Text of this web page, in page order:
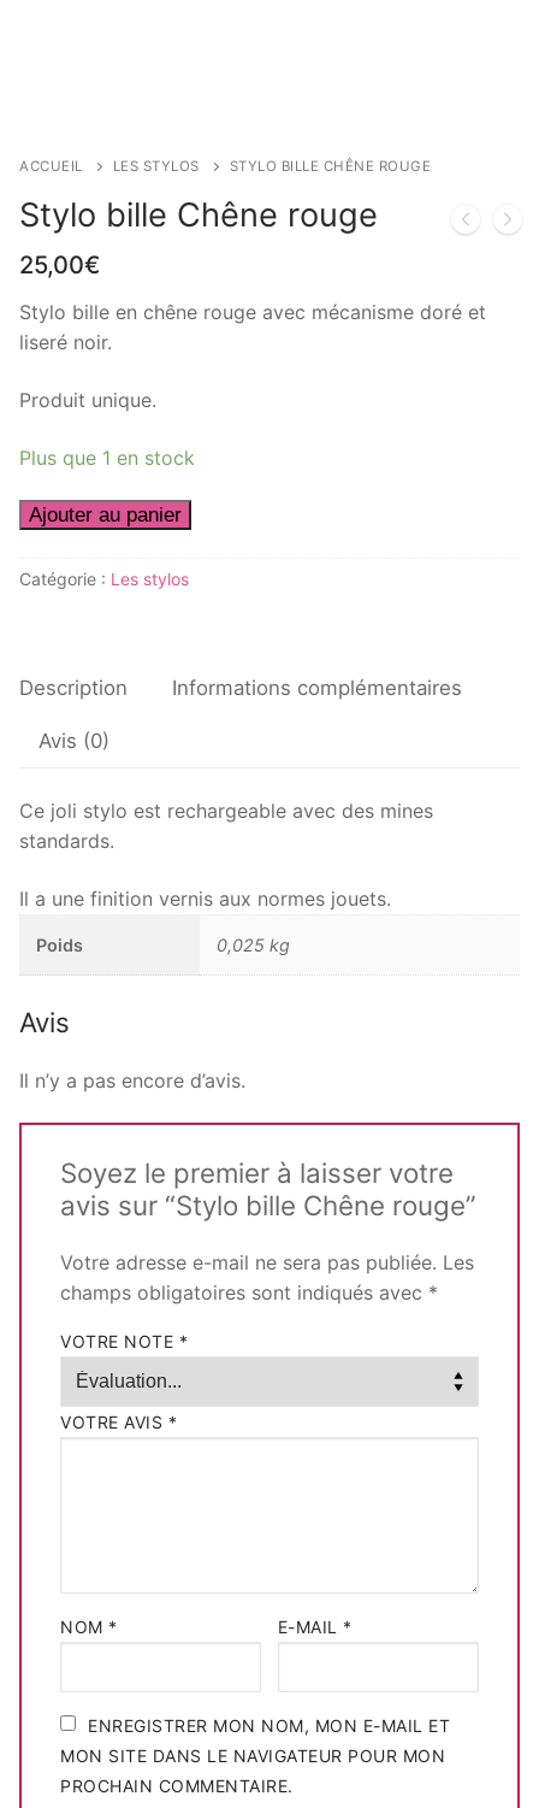
ACCUEIL LES STYLOS STYLO BILLE CHÊNE ROUGE
Stylo bille Chêne rouge
25,00€
Stylo bille en chêne rouge avec mécanisme doré et
liseré noir.
Produit unique.
Plus que 1 en stock
quantité
Stylo
Ajouter au panier
Catégorie : Les stylos
Description Informations complémentaires
Avis (0)
Ce joli stylo est rechargeable avec des mines
standards.
Il a une finition vernis aux normes jouets.
Poids 0,025 kg
Avis
Il n’y a pas encore d’avis.
Soyez le premier à laisser votre
avis sur “Stylo bille Chêne rouge”
Votre adresse e-mail ne sera pas publiée. Les
champs obligatoires sont indiqués avec *
VOTRE NOTE *
VOTRE AVIS *
NOM * E-MAIL *
ENREGISTRER MON NOM, MON E-MAIL ET
MON SITE DANS LE NAVIGATEUR POUR MON
PROCHAIN COMMENTAIRE.